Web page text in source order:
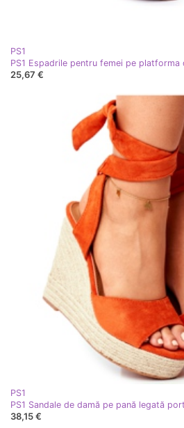
PS1
25,67 €
PS1
PS1 Sandale de damă pe pană legată
38,15 €